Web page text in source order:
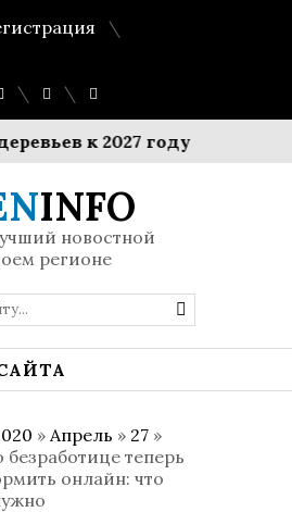
к 2027 году
INFO
новостной
регионе
» Апрель » 27 »
теперь
онлайн: что